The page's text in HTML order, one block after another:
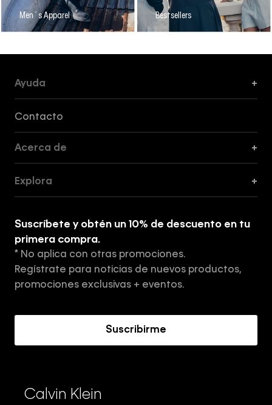
Men´s Apparel Bestsellers
Ayuda +
Contacto
Acerca de +
Tiendas
Aviso de privacidad
Términos y Condiciones
Explora +
Suscríbete y obtén un 10% de descuento en tu
primera compra.
* No aplica con otras promociones.
Regístrate para noticias de nuevos productos,
promociones exclusivas + eventos.
Suscribirme
Calvin Klein